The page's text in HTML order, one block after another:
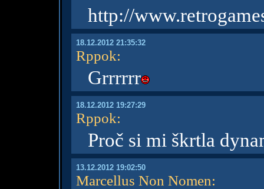
http://
18.12.2012 21:35:32
Rppok:
Grrrrrr
18.12.2012 19:27:29
Rppok:
Proč si mi škrtla
13.12.2012 19:02:50
Marcellus Non Nomen: